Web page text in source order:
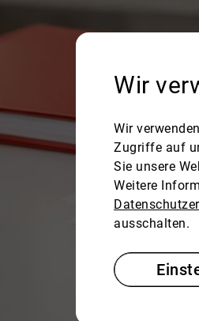
Wir
Wir
Zugriffe auf
Sie unsere
Weitere
ausschalten.